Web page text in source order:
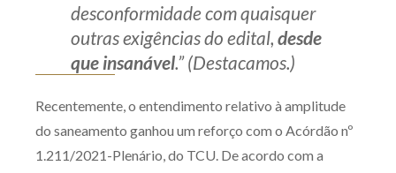
desconformidade com quaisquer
outras exigências do edital, desde
que insanável.” (Destacamos.)
Recentemente, o entendimento relativo à amplitude
do saneamento ganhou um reforço com o Acórdão nº
1.211/2021-Plenário, do TCU. De acordo com a